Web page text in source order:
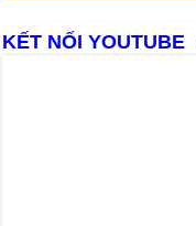
KẾT NỐI YOUTUBE